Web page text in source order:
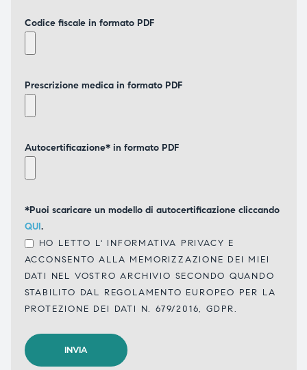
Codice fiscale in formato PDF
Prescrizione medica in formato PDF
Autocertificazione* in formato PDF
*Puoi scaricare un modello di autocertificazione cliccando
QUI.
HO LETTO L' INFORMATIVA PRIVACY E
ACCONSENTO ALLA MEMORIZZAZIONE DEI MIEI
DATI NEL VOSTRO ARCHIVIO SECONDO QUANDO
STABILITO DAL REGOLAMENTO EUROPEO PER LA
PROTEZIONE DEI DATI N. 679/2016, GDPR.